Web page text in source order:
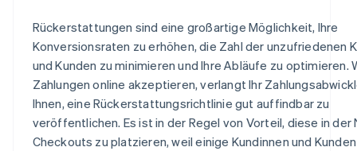
Rückerstattungen sind eine großartige Möglichkeit, Ihre
Konversionsraten zu erhöhen, die Zahl der unzufriedenen
und Kunden zu minimieren und Ihre Abläufe zu optimieren.
Zahlungen online akzeptieren, verlangt Ihr
Ihnen, eine Rückerstattungsrichtlinie gut auffindbar zu
veröffentlichen. Es ist in der Regel von Vorteil, diese in der
Checkouts zu platzieren, weil einige Kundinnen und